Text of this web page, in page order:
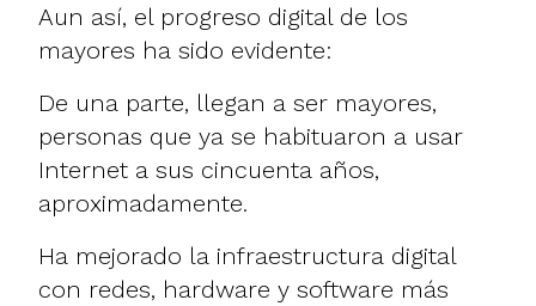
Aun así, el progreso digital de los
mayores ha sido evidente:
De una parte, llegan a ser mayores,
personas que ya se habituaron a usar
Internet a sus cincuenta años,
aproximadamente.
Ha mejorado la infraestructura digital
con redes, hardware y software más